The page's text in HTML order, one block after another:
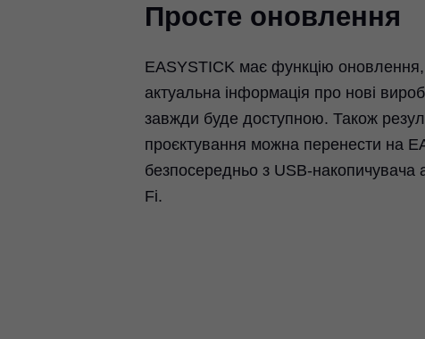
Просте оновлення
EASYSTICK має функцію
актуальна інформація про нові
завжди буде доступною. Також
проєктування можна перенести на
безпосередньо з USB-накопичувача
Fi.